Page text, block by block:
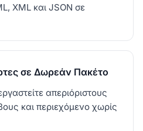
XML και JSON σε
σε Δωρεάν Πακέτο
απεριόριστους
και περιεχόμενο χωρίς